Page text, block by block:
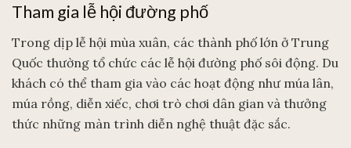
Tham gia lễ hội đường phố
Trong dịp lễ hội mùa xuân, các thành phố lớn ở Trung
Quốc thường tổ chức các lễ hội đường phố sôi động. Du
khách có thể tham gia vào các hoạt động như múa lân,
múa rồng, diễn xiếc, chơi trò chơi dân gian và thưởng
thức những màn trình diễn nghệ thuật đặc sắc.